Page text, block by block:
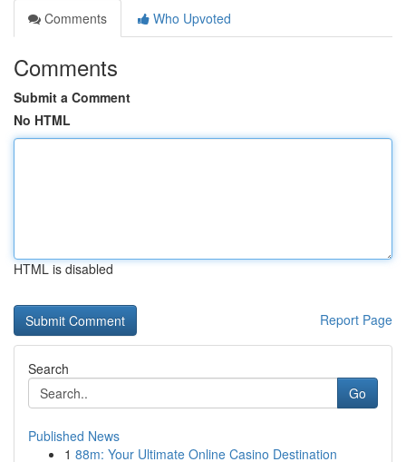
Comments
Who Upvoted
Comments
Submit a Comment
No HTML
HTML is disabled
Report Page
Search
Go
Published News
1 88m: Your Ultimate Online Casino Destination